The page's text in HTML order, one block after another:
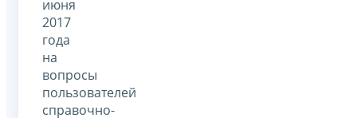
июня
2017
года
на
вопросы
пользователей
справочно-